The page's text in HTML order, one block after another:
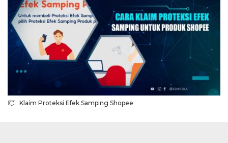
Klaim Proteksi Efek Samping Shopee